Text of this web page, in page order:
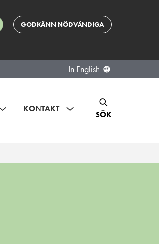
GODKÄNN NÖDVÄNDIGA
In English
KONTAKT
SÖK